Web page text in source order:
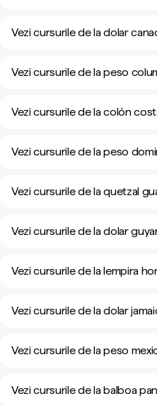
Vezi cursurile de la dolar
Vezi cursurile de la peso
Vezi cursurile de la colón
Vezi cursurile de la peso
Vezi cursurile de la quetzal
Vezi cursurile de la dolar
Vezi cursurile de la lempira
Vezi cursurile de la dolar
Vezi cursurile de la peso
Vezi cursurile de la balboa